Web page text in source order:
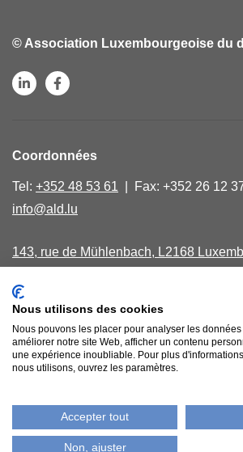
© Association Luxembourgeoise du
Coordonnées
Tel: +352 48 53 61 | Fax: +352 26 12
info@ald.lu
143, rue de Mühlenbach, L2168
40, avenue Salentiny, L 9040 Ettelbruck
Jeudi matin sur rendez-vous
Politique de confidentialité
Nous utilisons des cookies
Nous pouvons les placer pour analyser les
améliorer notre site Web, afficher un contenu
une expérience inoubliable. Pour plus
nous utilisons, ouvrez les paramètres.
Accepter tout
Non, ajuster